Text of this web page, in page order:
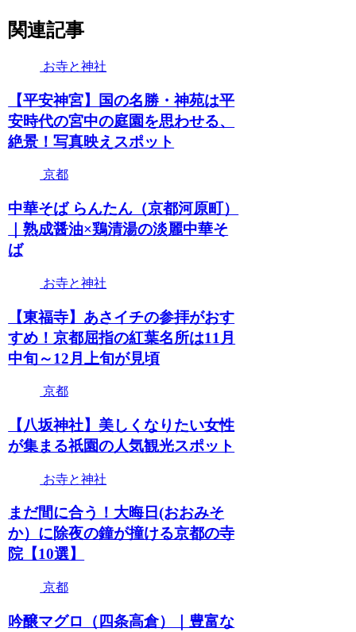
関連記事
お寺と神社
【平安神宮】国の名勝・神苑は平
安時代の宮中の庭園を思わせる、
絶景！写真映えスポット
京都
中華そば らんたん（京都河原町）
｜熟成醤油×鶏清湯の淡麗中華そ
ば
お寺と神社
【東福寺】あさイチの参拝がおす
すめ！京都屈指の紅葉名所は11月
中旬～12月上旬が見頃
京都
【八坂神社】美しくなりたい女性
が集まる祇園の人気観光スポット
お寺と神社
まだ間に合う！大晦日(おおみそ
か）に除夜の鐘が撞ける京都の寺
院【10選】
京都
吟醸マグロ（四条高倉）｜豊富な